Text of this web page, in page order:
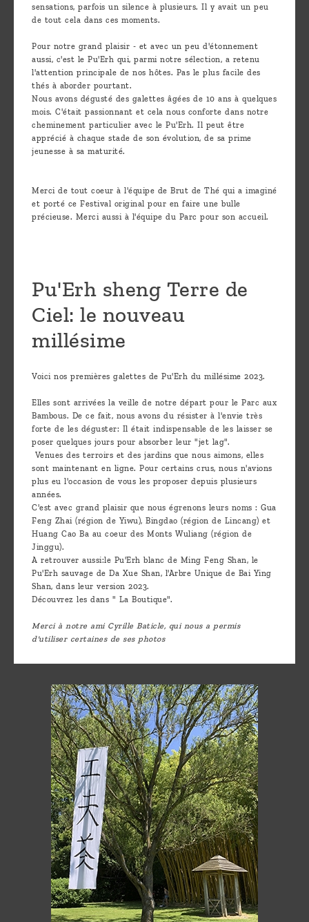
sensations, parfois un silence à plusieurs. Il y avait un peu
de tout cela dans ces moments.
Pour notre grand plaisir - et avec un peu d'étonnement
aussi, c'est le Pu'Erh qui, parmi notre sélection, a retenu
l'attention principale de nos hôtes. Pas le plus facile des
thés à aborder pourtant.
Nous avons dégusté des galettes âgées de 10 ans à quelques
mois. C'était passionnant et cela nous conforte dans notre
cheminement particulier avec le Pu'Erh. Il peut être
apprécié à chaque stade de son évolution, de sa prime
jeunesse à sa maturité.
Merci de tout coeur à l'équipe de Brut de Thé qui a imaginé
et porté ce Festival original pour en faire une bulle
précieuse. Merci aussi à l'équipe du Parc pour son accueil.
Pu'Erh sheng Terre de
Ciel: le nouveau
millésime
Voici nos premières galettes de Pu'Erh du millésime 2023.
Elles sont arrivées la veille de notre départ pour le Parc aux
Bambous. De ce fait, nous avons du résister à l'envie très
forte de les déguster: Il était indispensable de les laisser se
poser quelques jours pour absorber leur "jet lag".
Venues des terroirs et des jardins que nous aimons, elles
sont maintenant en ligne. Pour certains crus, nous n'avions
plus eu l'occasion de vous les proposer depuis plusieurs
années.
C'est avec grand plaisir que nous égrenons leurs noms : Gua
Feng Zhai (région de Yiwu), Bingdao (région de Lincang) et
Huang Cao Ba au coeur des Monts Wuliang (région de
Jinggu).
A retrouver aussi:le Pu'Erh blanc de Ming Feng Shan, le
Pu'Erh sauvage de Da Xue Shan, l'Arbre Unique de Bai Ying
Shan, dans leur version 2023.
Découvrez les dans " La Boutique".
Merci à notre ami Cyrille Baticle, qui nous a permis
d'utiliser certaines de ses photos